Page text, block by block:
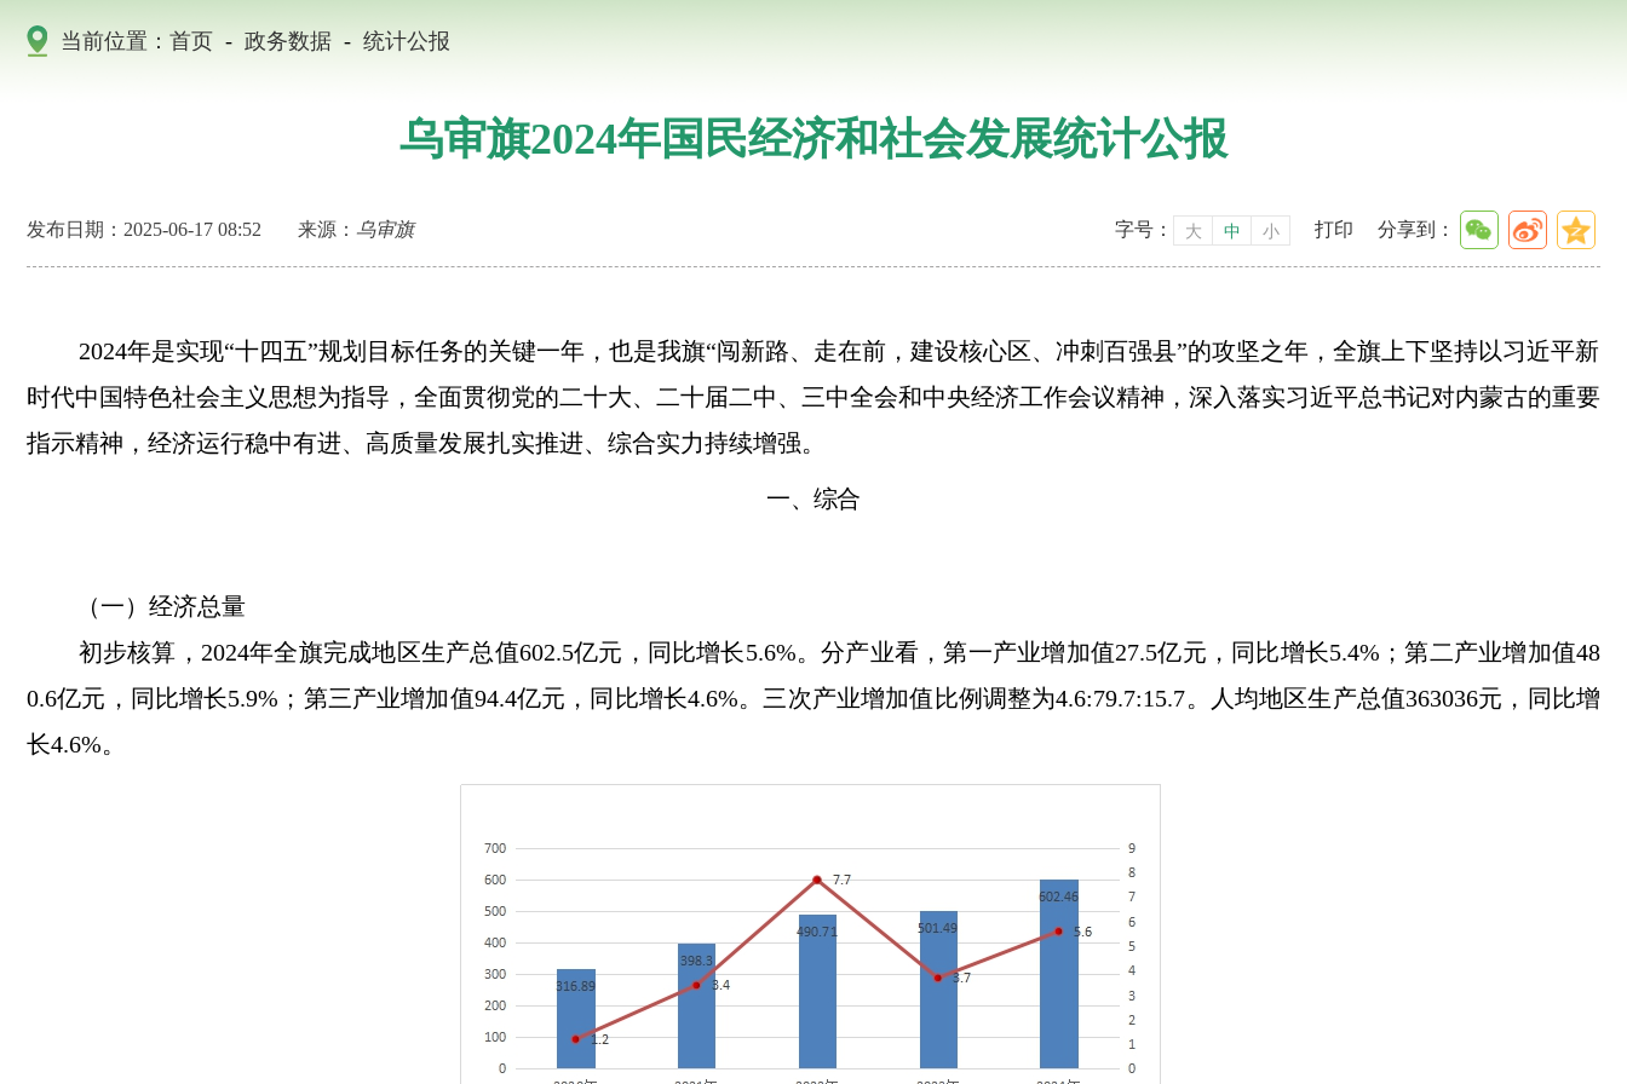
当前位置： 首页 - 政务数据 - 统计公报
乌审旗2024年国民经济和社会发展统计公报
发布日期：2025-06-17 08:52 来源： 乌审旗 字号： 大 中 小 打印 分享到：
2024年是实现“十四五”规划目标任务的关键一年，也是我旗“闯新路、走在前，建设核心区、冲刺百强县”的攻坚之年，全旗上下坚持以习近平新
时代中国特色社会主义思想为指导，全面贯彻党的二十大、二十届二中、三中全会和中央经济工作会议精神，深入落实习近平总书记对内蒙古的重要
指示精神，经济运行稳中有进、高质量发展扎实推进、综合实力持续增强。
一、综合
（一）经济总量
初步核算， 2024年全旗完成地区生产总值602.5亿元，同比增长5.6%。分产业看，第一产业增加值27.5亿元，同比增长5.4%；第二产业增加值48
0.6亿元，同比增长5.9%；第三产业增加值94.4亿元，同比增长4.6%。三次产业增加值比例调整为4.6:79.7:15.7。人均地区生产总值363036元，同比增
长4.6%。